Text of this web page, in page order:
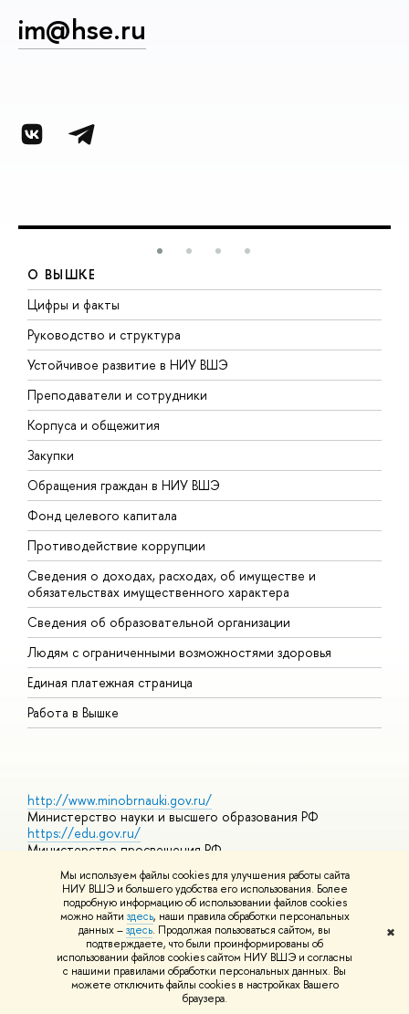
Мы используем файлы cookies для улучшения работы сайта
НИУ ВШЭ и большего удобства его использования. Более
подробную информацию об использовании файлов cookies
можно найти здесь, наши правила обработки персональных
данных –здесь. Продолжая пользоваться сайтом, вы
подтверждаете, что были проинформированы об
использовании файлов cookies сайтом НИУ ВШЭ и согласны
с нашими правилами обработки персональных данных. Вы
можете отключить файлы cookies в настройках Вашего
браузера.
✖
im@hse.ru
О ВЫШКЕ
Цифры и факты
Руководство и структура
Устойчивое развитие в НИУ ВШЭ
Преподаватели и сотрудники
Корпуса и общежития
Закупки
Обращения граждан в НИУ ВШЭ
Фонд целевого капитала
Противодействие коррупции
Сведения о доходах, расходах, об имуществе и
обязательствах имущественного характера
Сведения об образовательной организации
Людям с ограниченными возможностями здоровья
Единая платежная страница
Работа в Вышке
http://www.minobrnauki.gov.ru/
Министерство науки и высшего образования РФ
https://edu.gov.ru/
Министерство просвещения РФ
https://elearning.hse.ru/mooc
Массовые открытые онлайн-курсы
© НИУ ВШЭ 1993–2026 Адреса и контактыУсловия
использования материалов Политика конфиденциальности
Шрифты HSE Sans и HSE Slab разработаны вШколе дизайна НИУ